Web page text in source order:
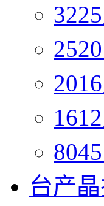
台产